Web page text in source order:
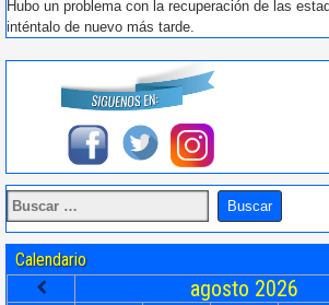
Hubo un problema con la recuperación de las
inténtalo de nuevo más tarde.
Calendario
agosto 2026